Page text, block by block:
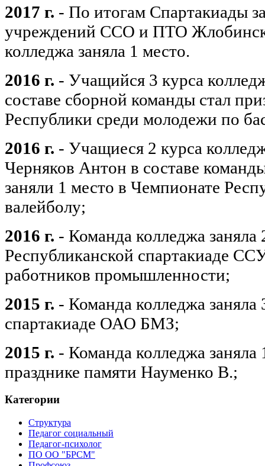
2017 г. - Пo итогам Спартакиады
учреждений CCO и ПTO
колледжа заняла 1 место.
2016 г. - Учащийся 3 курса
составе сборной команды стал
Республики среди молодежи по
2016 г. - Учащиеся 2 курса
Черняков Антон в составе
заняли 1 место в Чемпионате
валейболу;
2016 г. - Команда колледжа заняла
Республиканской спартакиаде
работников промышленности;
2015 г. - Команда колледжа
спартакиаде ОАО БМЗ;
2015 г. - Команда колледжа
празднике памяти Науменко В.;
Категории
Структура
Педагог социальный
Педагог-психолог
ПО ОО "БРСМ"